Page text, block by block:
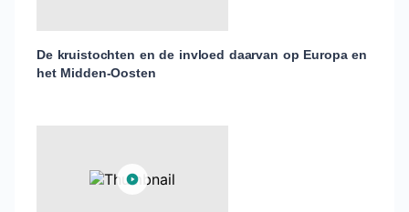
De kruistochten en de invloed daarvan op Europa en
het Midden-Oosten